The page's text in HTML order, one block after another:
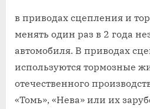
в приводах сцепления и
менять один раз в 2 года
автомобиля. В приводах
используются тормозные
отечественного
«Томь», «Нева» или их